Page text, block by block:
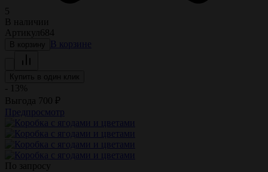
5
В наличии
Артикул 684
В корзину В корзине
Купить в один клик
- 13%
Выгода 700 ₽
Предпросмотр
По запросу